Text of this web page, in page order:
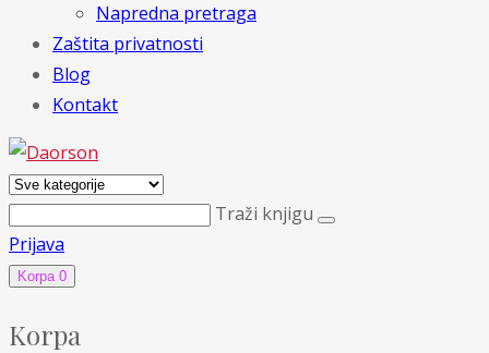
Napredna pretraga
Zaštita privatnosti
Blog
Kontakt
Traži knjigu
Prijava
Korpa 0
Korpa